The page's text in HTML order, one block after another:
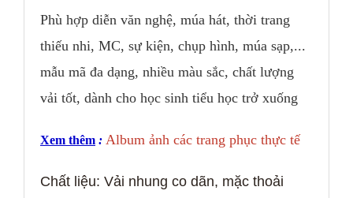
Phù hợp diễn văn nghệ, múa hát, thời trang
thiếu nhi, MC, sự kiện, chụp hình, múa sạp,...
mẫu mã đa dạng, nhiều màu sắc, chất lượng
vải tốt, dành cho học sinh tiểu học trở xuống
Xem thêm : Album ảnh các trang phục thực tế
Chất liệu: Vải nhung co dãn, mặc thoải